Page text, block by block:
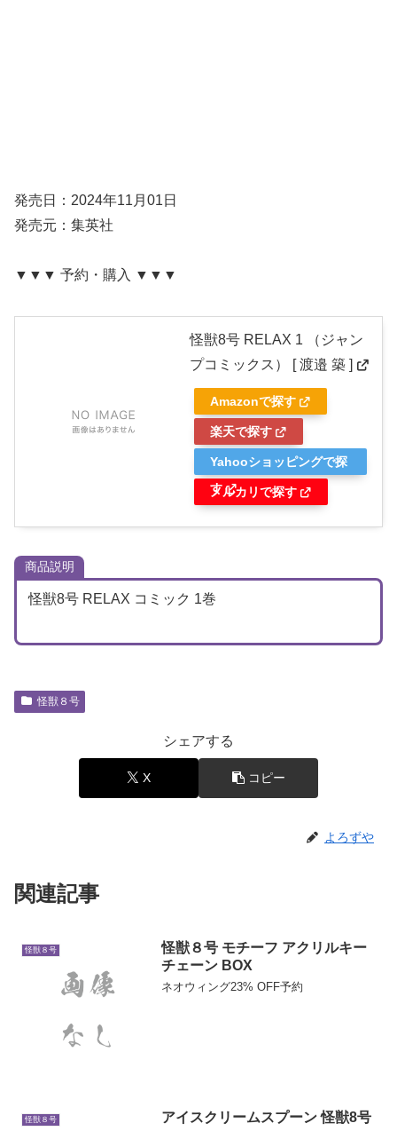
発売日：2024年11月01日
発売元：集英社
▼▼▼ 予約・購入 ▼▼▼
怪獣8号 RELAX 1 （ジャン
プコミックス） [ 渡邉 築 ]
Amazonで探す
楽天で探す
Yahooショッピングで探
す
メルカリで探す
商品説明
怪獣8号 RELAX コミック 1巻
怪獣８号
シェアする
X コピー
よろずや
関連記事
怪獣８号
怪獣８号 モチーフ アクリルキー
チェーン BOX
ネオウィング23% OFF予約
怪獣８号 アイスクリームスプーン 怪獣8号